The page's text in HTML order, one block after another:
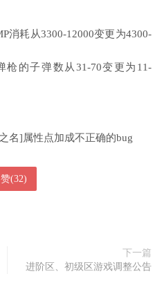
消耗从3300-12000变更为4300-
的子弹数从31-70变更为11-
名]属性点加成不正确的bug
赞(32)
下一篇
进阶区、初级区游戏调整公告